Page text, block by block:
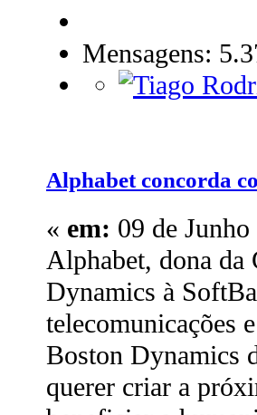
Mensagens:
Alphabet concorda
« em: 09 de
Alphabet, dona da
Dynamics à
telecomunicações
Boston Dynamics
querer criar a